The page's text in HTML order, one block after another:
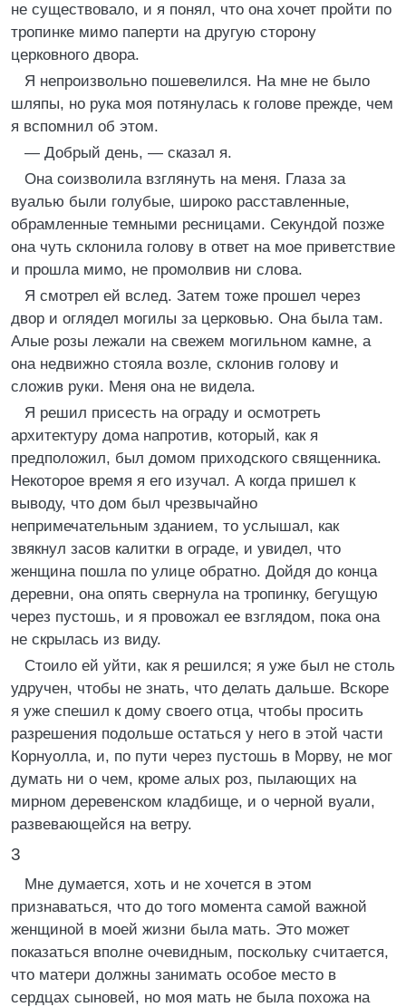
не существовало, и я понял, что она хочет пройти по
тропинке мимо паперти на другую сторону
церковного двора.
Я непроизвольно пошевелился. На мне не было
шляпы, но рука моя потянулась к голове прежде, чем
я вспомнил об этом.
— Добрый день, — сказал я.
Она соизволила взглянуть на меня. Глаза за
вуалью были голубые, широко расставленные,
обрамленные темными ресницами. Секундой позже
она чуть склонила голову в ответ на мое приветствие
и прошла мимо, не промолвив ни слова.
Я смотрел ей вслед. Затем тоже прошел через
двор и оглядел могилы за церковью. Она была там.
Алые розы лежали на свежем могильном камне, а
она недвижно стояла возле, склонив голову и
сложив руки. Меня она не видела.
Я решил присесть на ограду и осмотреть
архитектуру дома напротив, который, как я
предположил, был домом приходского священника.
Некоторое время я его изучал. А когда пришел к
выводу, что дом был чрезвычайно
непримечательным зданием, то услышал, как
звякнул засов калитки в ограде, и увидел, что
женщина пошла по улице обратно. Дойдя до конца
деревни, она опять свернула на тропинку, бегущую
через пустошь, и я провожал ее взглядом, пока она
не скрылась из виду.
Стоило ей уйти, как я решился; я уже был не столь
удручен, чтобы не знать, что делать дальше. Вскоре
я уже спешил к дому своего отца, чтобы просить
разрешения подольше остаться у него в этой части
Корнуолла, и, по пути через пустошь в Морву, не мог
думать ни о чем, кроме алых роз, пылающих на
мирном деревенском кладбище, и о черной вуали,
развевающейся на ветру.
3
Мне думается, хоть и не хочется в этом
признаваться, что до того момента самой важной
женщиной в моей жизни была мать. Это может
показаться вполне очевидным, поскольку считается,
что матери должны занимать особое место в
сердцах сыновей, но моя мать не была похожа на